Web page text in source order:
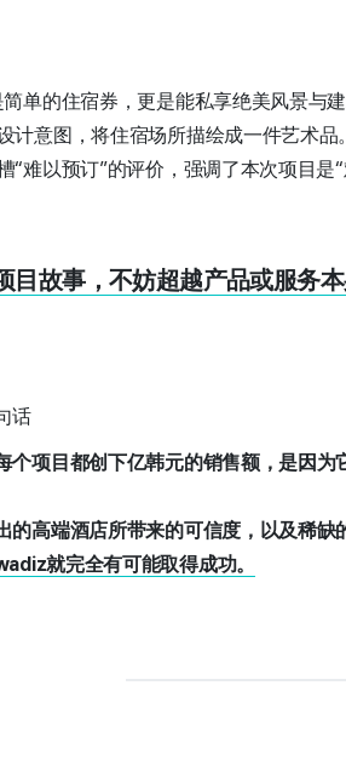
单的住宿券，更是能私享绝美风景与
计意图，将住宿场所描绘成一件艺术品。
“难以预订”的评价，强调了本次项目是“
目故事，不妨超越产品或服务
话
个项目都创下亿韩元的销售额，是因
的高端酒店所带来的可信度，以及稀
就完全有可能取得成功。